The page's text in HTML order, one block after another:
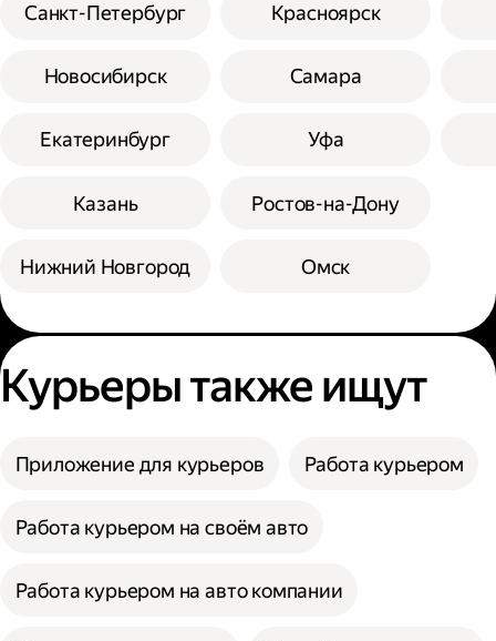
Санкт-Петербург
Новосибирск
Екатеринбург
Казань
Нижний Новгород
Красноярск
Самара
Уфа
Ростов-на-Дону
Омск
Курьеры также ищут
Приложение для курьеров Работа курьером
Работа курьером на своём авто
Работа курьером на авто компании